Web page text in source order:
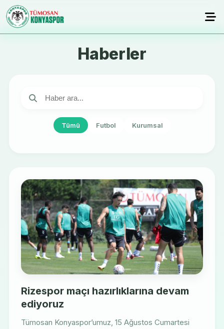
Haberler
Tümü Futbol Kurumsal
Rizespor maçı hazırlıklarına devam
ediyoruz
Tümosan Konyaspor’umuz, 15 Ağustos Cumartesi